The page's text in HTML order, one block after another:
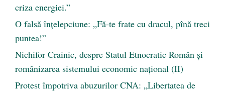
criza energiei.”
O falsă înțelepciune: „Fă-te frate cu dracul, pînă treci
puntea!”
Nichifor Crainic, despre Statul Etnocratic Român şi
românizarea sistemului economic naţional (II)
Protest împotriva abuzurilor CNA: „Libertatea de